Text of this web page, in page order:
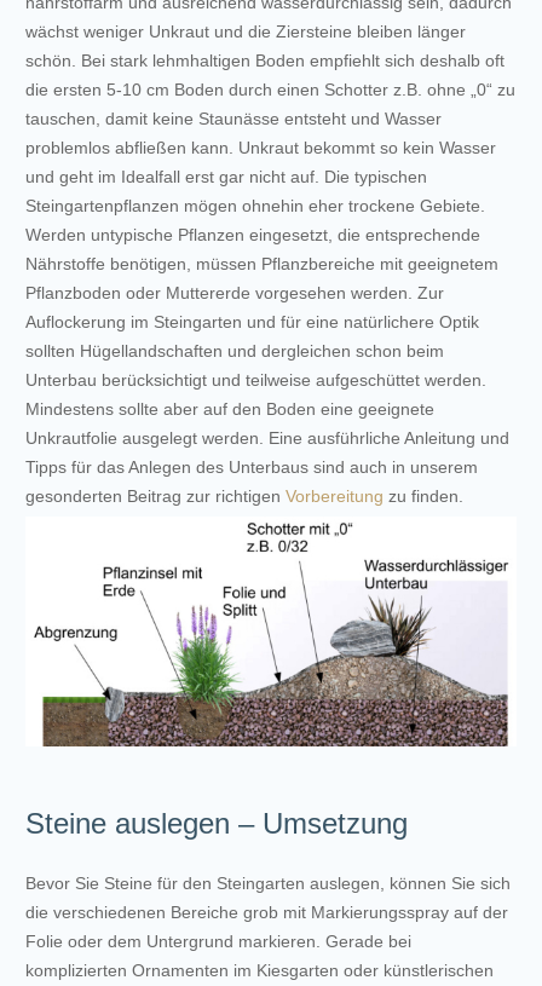
wächst weniger Unkraut und die Ziersteine bleiben länger
schön. Bei stark lehmhaltigen Boden empfiehlt sich deshalb oft
die ersten 5-10 cm Boden durch einen Schotter z.B. ohne „0“ zu
tauschen, damit keine Staunässe entsteht und Wasser
problemlos abfließen kann. Unkraut bekommt so kein Wasser
und geht im Idealfall erst gar nicht auf. Die typischen
Steingartenpflanzen mögen ohnehin eher trockene Gebiete.
Werden untypische Pflanzen eingesetzt, die entsprechende
Nährstoffe benötigen, müssen Pflanzbereiche mit geeignetem
Pflanzboden oder Muttererde vorgesehen werden. Zur
Auflockerung im Steingarten und für eine natürlichere Optik
sollten Hügellandschaften und dergleichen schon beim
Unterbau berücksichtigt und teilweise aufgeschüttet werden.
Mindestens sollte aber auf den Boden eine geeignete
Unkrautfolie ausgelegt werden. Eine ausführliche Anleitung und
Tipps für das Anlegen des Unterbaus sind auch in unserem
gesonderten Beitrag zur richtigen Vorbereitung zu finden.
Steine auslegen – Umsetzung
Bevor Sie Steine für den Steingarten auslegen, können Sie sich
die verschiedenen Bereiche grob mit Markierungsspray auf der
Folie oder dem Untergrund markieren. Gerade bei
komplizierten Ornamenten im Kiesgarten oder künstlerischen